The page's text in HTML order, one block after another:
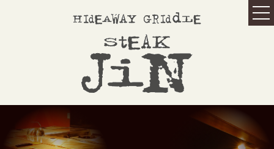
オススメメニュー
アラカラトメニュー